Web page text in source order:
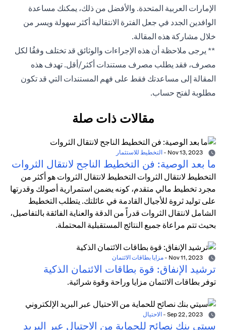
الإمارات العربية المتحدة. والأفضل من ذلك، يمكنك مساعدة
الوافدين الجدد في جعل الفترة الانتقالية أكثر سهولة ويسر من
خلال مشاركة هذه المقالة.
** يرجى ملاحظة أن هذه الإجراءات والوثائق قد تختلف وفقُا لكل
مصرف، فقد يطلب مصرف مستندات أكثر/أقل. تهدف هذه
المقالة إلى مساعدتك فقط على فهم المستندات التي قد تكون
مطلوبة لفتح حساب.
مقالات ذات صلة
- التخطيط للاستثمار
ما بعد الوصية: فن التخطيط الناجح لانتقال الثروات
التخطيط لانتقال الثروات التخطيط لانتقال الثروات هو أكثر من
مجرد تخطيط مالي متقدم، كونه يضمن استمرارية أصولك وقدرتها
على توليد ثروة للأجيال القادمة في عائلتك. يتطلب التخطيط
الشامل لانتقال الثروات قدراً من الدقة والعناية الفائقة بالتفاصيل،
بحيث تتم مراعاة جميع النتائج المستقبلية المحتملة.
- مزايا بطاقات الائتمان
ترشيد الإنفاق: قوة بطاقات الائتمان الذكية
توفر بطاقات الائتمان مزايا وراحة وقوة شرائية.
- الاحتيال
سيتي بنك نصائح للحماية من الاحتيال عبر البريد